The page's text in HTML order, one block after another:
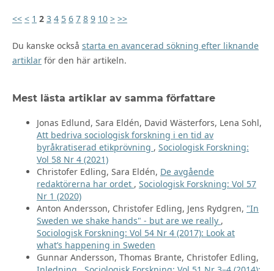
<< < 1 2 3 4 5 6 7 8 9 10 > >>
Du kanske också starta en avancerad sökning efter liknande
artiklarför den här artikeln.
Mest lästa artiklar av samma författare
Jonas Edlund, Sara Eldén, David Wästerfors, Lena Sohl,
Att bedriva sociologisk forskning i en tid av
byråkratiserad etikprövning , Sociologisk Forskning:
Vol 58 Nr 4 (2021)
Christofer Edling, Sara Eldén, De avgående
redaktörerna har ordet , Sociologisk Forskning: Vol 57
Nr 1 (2020)
Anton Andersson, Christofer Edling, Jens Rydgren, "In
Sweden we shake hands" - but are we really ,
Sociologisk Forskning: Vol 54 Nr 4 (2017): Look at
what’s happening in Sweden
Gunnar Andersson, Thomas Brante, Christofer Edling,